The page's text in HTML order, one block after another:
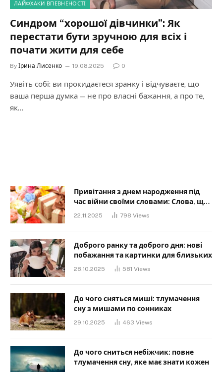
ЛАЙФХАКИ ВПЕВНЕНОСТІ
Синдром “хорошої дівчинки”: Як
перестати бути зручною для всіх і
почати жити для себе
By Ірина Лисенко 19.08.2025 0
Уявіть собі: ви прокидаєтеся зранку і відчуваєте, що
ваша перша думка — не про власні бажання, а про те,
як…
Привітання з днем народження під
час війни своїми словами: Слова, що
дарують надію та силу
22.11.2025 798 Views
Доброго ранку та доброго дня: нові
побажання та картинки для близьких
28.10.2025 581 Views
До чого сняться миші: тлумачення
сну з мишами по сонниках
29.10.2025 463 Views
До чого сниться небіжчик: повне
тлумачення сну, яке має знати кожен